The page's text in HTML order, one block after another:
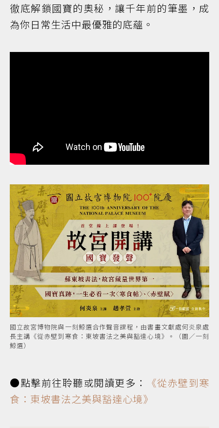
徹底解鎖國寶的奧秘，讓千年前的筆墨，成
為你日常生活中最優雅的底蘊。
國立故宮博物院與一刻鯨選合作聲音課程，由書畫文獻處何炎泉處
長主講《從赤壁到寒食：東坡書法之美與豁達心境》。（圖／一刻
鯨選）
●點擊前往聆聽或閱讀更多：
《從赤壁到寒
食：東坡書法之美與豁達心境》